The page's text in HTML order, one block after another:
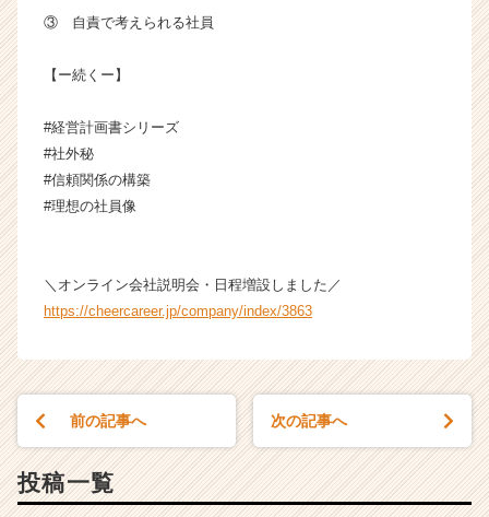
ト
キ
リ
h
a
③ 自責で考えられる社員
【ー続くー】
#経営計画書シリーズ
#社外秘
#信頼関係の構築
#理想の社員像
＼オンライン会社説明会・日程増設しました／
https://cheercareer.jp/company/index/3863
前の記事へ 次の記事へ
投稿一覧